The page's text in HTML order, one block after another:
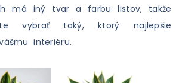
má iný tvar a farbu listov, takže
vybrať taký, ktorý najlepšie
interiéru.